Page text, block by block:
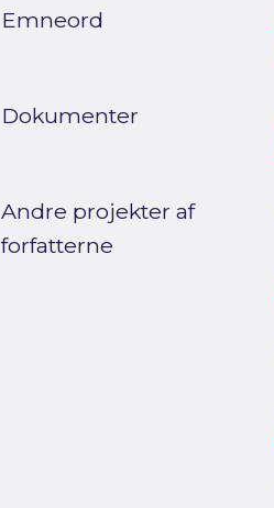
Emneord
Dokumenter
Andre projekter af
forfatterne